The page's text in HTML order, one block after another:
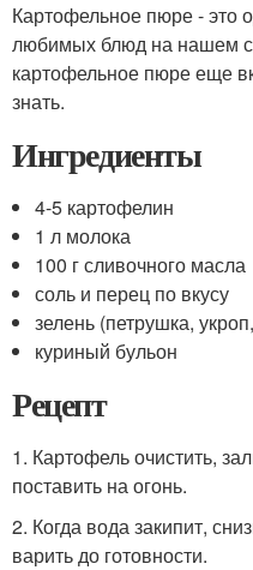
Картофельное пюре - это
любимых блюд на нашем
картофельное пюре еще
знать.
Ингредиенты
4-5 картофелин
1 л молока
100 г сливочного масла
соль и перец по вкусу
зелень (петрушка,
куриный бульон
Рецепт
1. Картофель очистить,
поставить на огонь.
2. Когда вода закипит,
варить до готовности.